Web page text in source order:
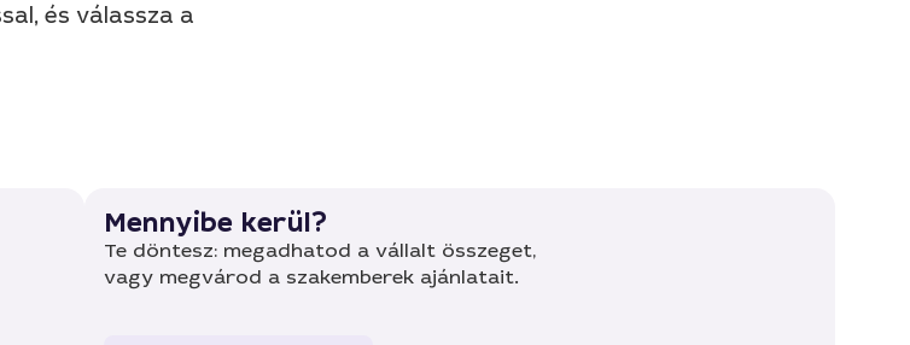
és válassza a
Mennyibe kerül?
Te döntesz: megadhatod a vállalt összeget,
vagy megvárod a szakemberek ajánlatait.